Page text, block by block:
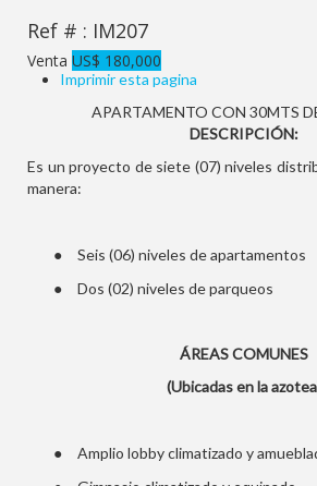
Ref # : IM207
Venta US$ 180,000
Imprimir esta pagina
APARTAMENTO CON 30MTS
DESCRIPCIÓN:
Es un proyecto de siete (07) niveles
manera:
● Seis (06) niveles de apartamentos
● Dos (02) niveles de parqueos
ÁREAS COMUNES
(Ubicadas en la
● Amplio lobby climatizado y